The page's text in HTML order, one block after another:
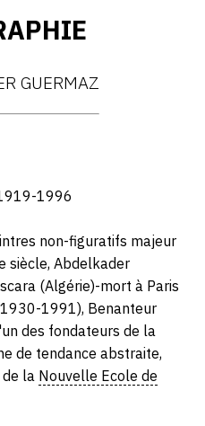
GUERMAZ
1996
non-figuratifs majeur
siècle, Abdelkader
(Algérie)-mort à Paris
1991), Benanteur
des fondateurs de la
de tendance abstraite,
la Nouvelle Ecole de